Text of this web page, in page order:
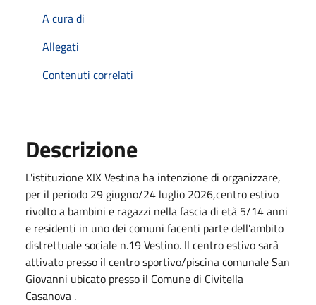
A cura di
Allegati
Contenuti correlati
Descrizione
L'istituzione XIX Vestina ha intenzione di organizzare,
per il periodo 29 giugno/24 luglio 2026,centro estivo
rivolto a bambini e ragazzi nella fascia di età 5/14 anni
e residenti in uno dei comuni facenti parte dell'ambito
distrettuale sociale n.19 Vestino. Il centro estivo sarà
attivato presso il centro sportivo/piscina comunale San
Giovanni ubicato presso il Comune di Civitella
Casanova .